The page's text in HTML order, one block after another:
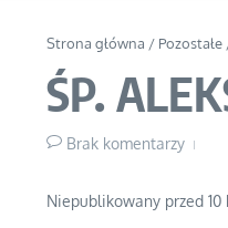
Strona główna / Pozostałe
ŚP.
Brak komentarzy
Niepublikowany przed